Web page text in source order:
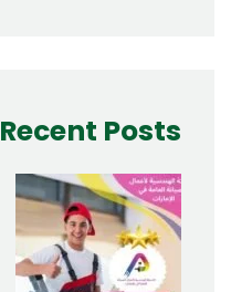
Recent Posts